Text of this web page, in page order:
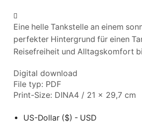
Eine helle Tankstelle an einem
perfekter Hintergrund für einen
Reisefreiheit und Alltagskomfort
Digital download
File typ: PDF
Print-Size: DINA4 / 21 x 29,7 cm
US-Dollar ($) - USD